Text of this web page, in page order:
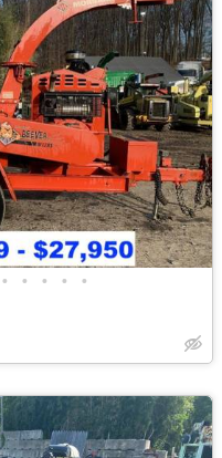
• • • • •